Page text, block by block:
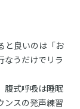
と良いのは「お
なうだけでリラ
腹式呼吸は睡眠
ンスの発声練習